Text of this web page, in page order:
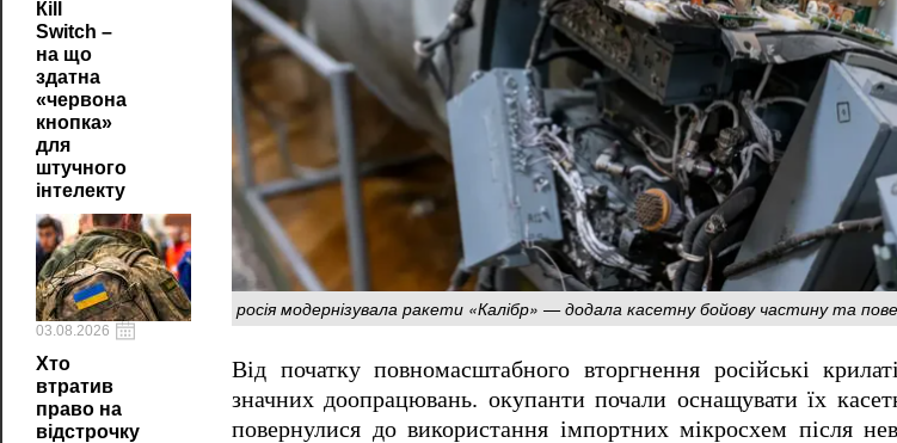
Кill
Switch –
на що
здатна
«червона
кнопка»
для
штучного
інтелекту
03.08.2026
Хто
втратив
право на
відстрочку
росія модернізувала ракети «Калібр» — додала касетну бойову частину та
Від початку повномасштабного вторгнення російські
значних доопрацювань. окупанти почали оснащувати їх
повернулися до використання імпортних мікросхем після